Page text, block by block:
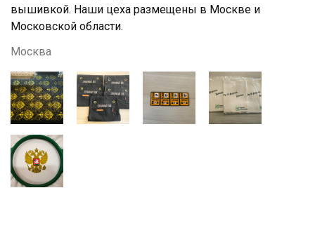
вышивкой. Наши цеха размещены в Москве и
Московской области.
Москва